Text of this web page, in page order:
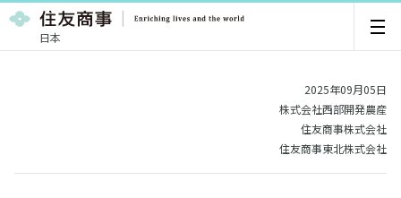
日本
2025年09月05日
株式会社西部開発農産
住友商事株式会社
住友商事東北株式会社